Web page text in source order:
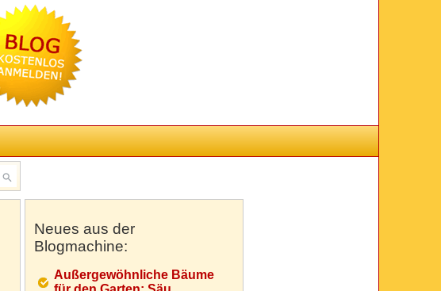
Neues aus der
Blogmachine:
Außergewöhnliche Bäume